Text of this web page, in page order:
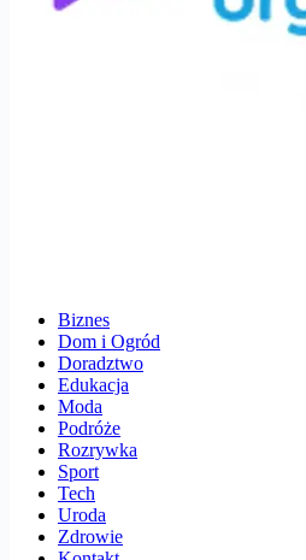
Biznes
Dom i Ogród
Doradztwo
Edukacja
Moda
Podróże
Rozrywka
Sport
Tech
Uroda
Zdrowie